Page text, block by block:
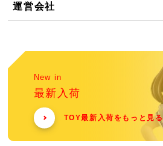
運営会社
New in
最新入荷
TOY最新入荷をもっと見る